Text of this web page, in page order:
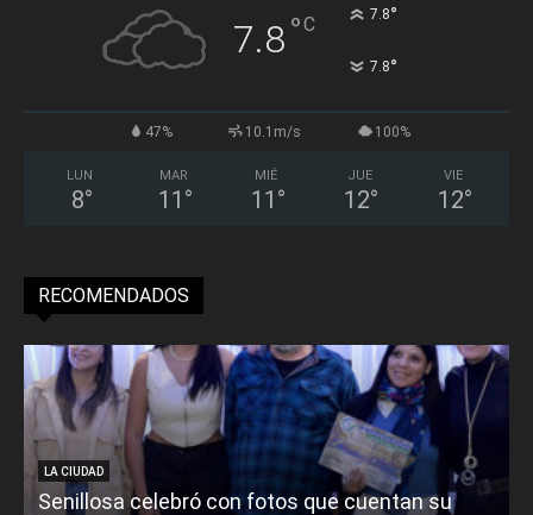
7.8°C 7.8°
7.8°
47% 10.1m/s 100%
LUN
8°
MAR
11 °
MIÉ
11 °
JUE
12°
VIE
12°
RECOMENDADOS
LA CIUDAD
Senillosa celebró con fotos que cuentan su